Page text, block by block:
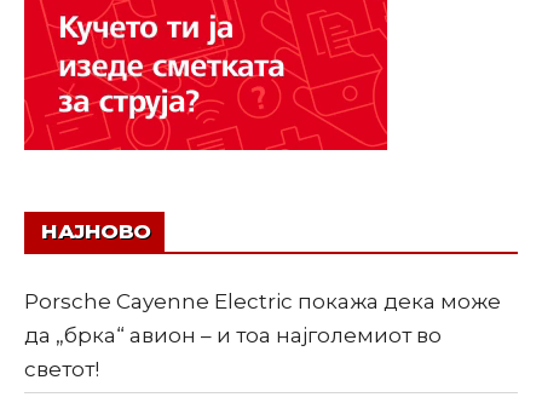
НАЈНОВО
Porsche Cayenne Electric покажа дека може
да „брка“ авион – и тоа најголемиот во
светот!